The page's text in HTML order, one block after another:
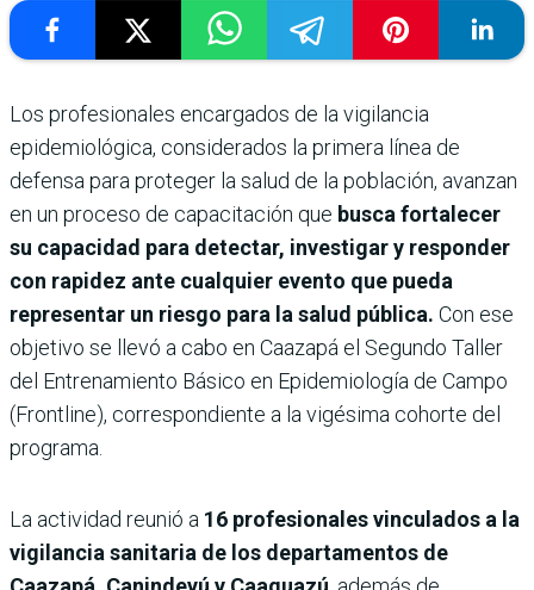
Los profesionales encargados de la vigilancia
epidemiológica, considerados la primera línea de
defensa para proteger la salud de la población, avanzan
en un proceso de capacitación que busca fortalecer
su capacidad para detectar, investigar y responder
con rapidez ante cualquier evento que pueda
representar un riesgo para la salud pública. Con ese
objetivo se llevó a cabo en Caazapá el Segundo Taller
del Entrenamiento Básico en Epidemiología de Campo
(Frontline), correspondiente a la vigésima cohorte del
programa.
La actividad reunió a 16 profesionales vinculados a la
vigilancia sanitaria de los departamentos de